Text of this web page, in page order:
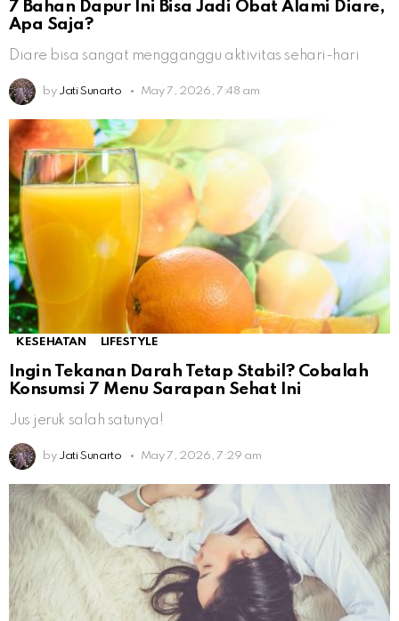
7 Bahan Dapur Ini Bisa Jadi Obat Alami Diare,
Apa Saja?
Diare bisa sangat mengganggu aktivitas sehari-hari
by Jati Sunarto May 7, 2026, 7:48 am
KESEHATAN LIFESTYLE
Ingin Tekanan Darah Tetap Stabil? Cobalah
Konsumsi 7 Menu Sarapan Sehat Ini
Jus jeruk salah satunya!
by Jati Sunarto May 7, 2026, 7:29 am